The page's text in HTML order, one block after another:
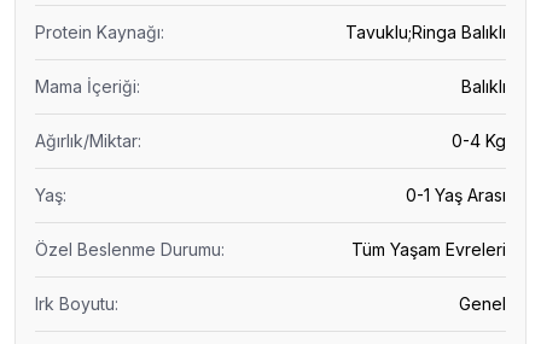
Protein Kaynağı: Tavuklu;Ringa Balıklı
Mama İçeriği: Balıklı
Ağırlık/Miktar: 0-4 Kg
Yaş: 0-1 Yaş Arası
Özel Beslenme Durumu: Tüm Yaşam Evreleri
Irk Boyutu: Genel